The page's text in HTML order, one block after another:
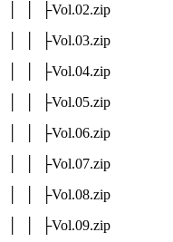
│ │ ├Vol.02.zip
│ │ ├Vol.03.zip
│ │ ├Vol.04.zip
│ │ ├Vol.05.zip
│ │ ├Vol.06.zip
│ │ ├Vol.07.zip
│ │ ├Vol.08.zip
│ │ ├Vol.09.zip